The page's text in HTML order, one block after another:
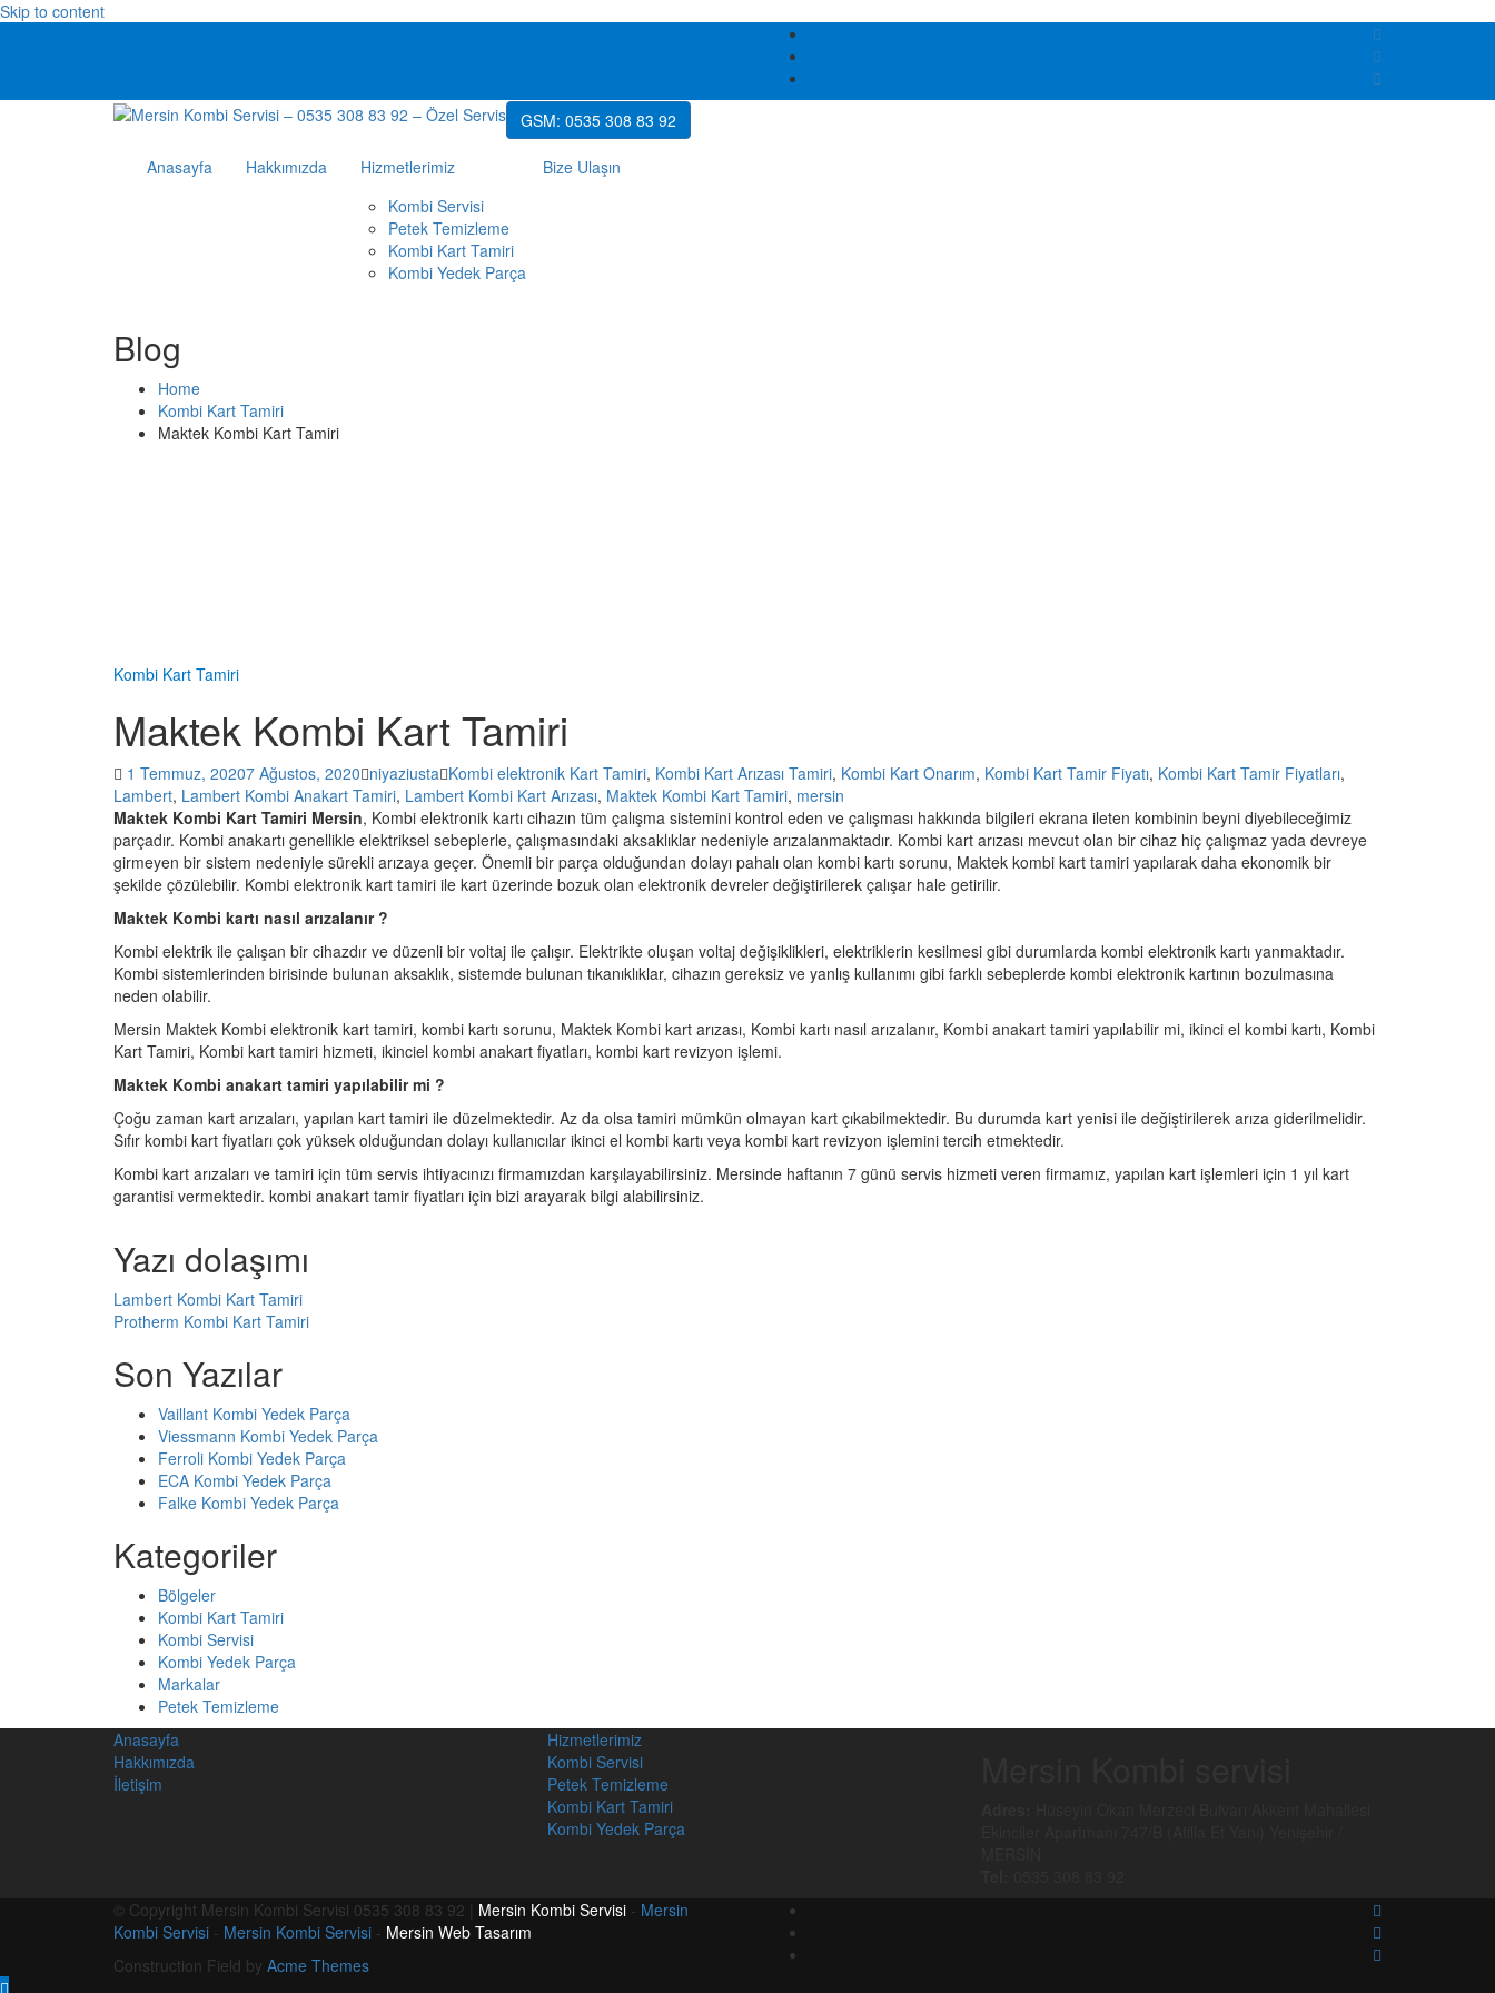
Skip to content
GSM: 0535 308 83 92
Anasayfa Hakkımızda
Hizmetlerimiz
Kombi Servisi
Petek Temizleme
Kombi Kart Tamiri
Kombi Yedek Parça
Bize Ulaşın
Blog
Home
Kombi Kart Tamiri
Maktek Kombi Kart Tamiri
Kombi Kart Tamiri
Maktek Kombi Kart Tamiri
1 Temmuz, 20207 Ağustos, 2020 niyaziusta Kombi elektronik Kart Tamiri, Kombi Kart Arızası Tamiri, Kombi Kart Onarım, Kombi Kart Tamir Fiyatı, Kombi Kart Tamir Fiyatları,
Lambert, Lambert Kombi Anakart Tamiri, Lambert Kombi Kart Arızası, Maktek Kombi Kart Tamiri, mersin
Maktek Kombi Kart Tamiri Mersin, Kombi elektronik kartı cihazın tüm çalışma sistemini kontrol eden ve çalışması hakkında bilgileri ekrana ileten kombinin beyni diyebileceğimiz
parçadır. Kombi anakartı genellikle elektriksel sebeplerle, çalışmasındaki aksaklıklar nedeniyle arızalanmaktadır. Kombi kart arızası mevcut olan bir cihaz hiç çalışmaz yada devreye
girmeyen bir sistem nedeniyle sürekli arızaya geçer. Önemli bir parça olduğundan dolayı pahalı olan kombi kartı sorunu, Maktek kombi kart tamiri yapılarak daha ekonomik bir
şekilde çözülebilir. Kombi elektronik kart tamiri ile kart üzerinde bozuk olan elektronik devreler değiştirilerek çalışar hale getirilir.
Maktek Kombi kartı nasıl arızalanır ?
Kombi elektrik ile çalışan bir cihazdır ve düzenli bir voltaj ile çalışır. Elektrikte oluşan voltaj değişiklikleri, elektriklerin kesilmesi gibi durumlarda kombi elektronik kartı yanmaktadır.
Kombi sistemlerinden birisinde bulunan aksaklık, sistemde bulunan tıkanıklıklar, cihazın gereksiz ve yanlış kullanımı gibi farklı sebeplerde kombi elektronik kartının bozulmasına
neden olabilir.
Mersin Maktek Kombi elektronik kart tamiri, kombi kartı sorunu, Maktek Kombi kart arızası, Kombi kartı nasıl arızalanır, Kombi anakart tamiri yapılabilir mi, ikinci el kombi kartı, Kombi
Kart Tamiri, Kombi kart tamiri hizmeti, ikinciel kombi anakart fiyatları, kombi kart revizyon işlemi.
Maktek Kombi anakart tamiri yapılabilir mi ?
Çoğu zaman kart arızaları, yapılan kart tamiri ile düzelmektedir. Az da olsa tamiri mümkün olmayan kart çıkabilmektedir. Bu durumda kart yenisi ile değiştirilerek arıza giderilmelidir.
Sıfır kombi kart fiyatları çok yüksek olduğundan dolayı kullanıcılar ikinci el kombi kartı veya kombi kart revizyon işlemini tercih etmektedir.
Kombi kart arızaları ve tamiri için tüm servis ihtiyacınızı firmamızdan karşılayabilirsiniz. Mersinde haftanın 7 günü servis hizmeti veren firmamız, yapılan kart işlemleri için 1 yıl kart
garantisi vermektedir. kombi anakart tamir fiyatları için bizi arayarak bilgi alabilirsiniz.
Yazı dolaşımı
Lambert Kombi Kart Tamiri
Protherm Kombi Kart Tamiri
Son Yazılar
Vaillant Kombi Yedek Parça
Viessmann Kombi Yedek Parça
Ferroli Kombi Yedek Parça
ECA Kombi Yedek Parça
Falke Kombi Yedek Parça
Kategoriler
Bölgeler
Kombi Kart Tamiri
Kombi Servisi
Kombi Yedek Parça
Markalar
Petek Temizleme
Anasayfa
Hakkımızda
İletişim
Hizmetlerimiz
Kombi Servisi
Petek Temizleme
Kombi Kart Tamiri
Kombi Yedek Parça
© Copyright Mersin Kombi Servisi 0535 308 83 92 | Mersin Kombi Servisi - Mersin
Kombi Servisi - Mersin Kombi Servisi - Mersin Web Tasarım
Construction Field by Acme Themes